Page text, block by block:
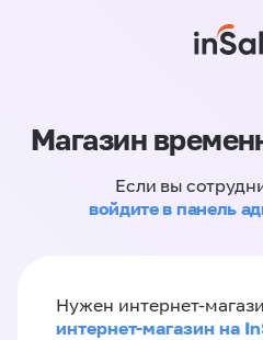
Магазин
Если вы
войдите в панель
Нужен интернет-
интернет-магазин на